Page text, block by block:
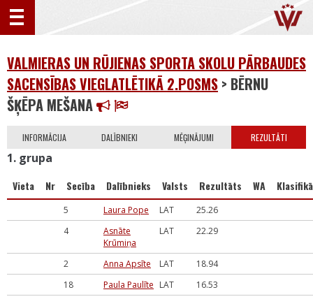
VALMIERAS UN RŪJIENAS SPORTA SKOLU PĀRBAUDES
SACENSĪBAS VIEGLATLĒTIKĀ 2.POSMS > BĒRNU
ŠĶĒPA MEŠANA
INFORMĀCIJA DALĪBNIEKI MĒĢINĀJUMI REZULTĀTI
1. grupa
Vieta Nr Secība Dalībnieks Valsts Rezultāts WA
5 Laura Pope LAT
25.26
4
Asnāte
Krūmiņa
LAT 22.29
2 Anna Apsīte LAT
18.94
18
Paula Paulīte LAT
16.53